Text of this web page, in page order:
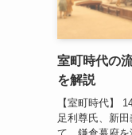
室町時代の
を解説
【室町時代】
足利尊氏、新